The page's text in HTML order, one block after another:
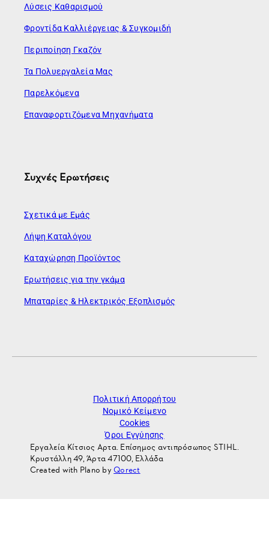
Λύσεις Καθαρισμού
Φροντίδα Καλλιέργειας & Συγκομιδή
Περιποίηση Γκαζόν
Τα Πολυεργαλεία Μας
Παρελκόμενα
Επαναφορτιζόμενα Μηχανήματα
Συχνές Ερωτήσεις
Σχετικά με Εμάς
Λήψη Καταλόγου
Καταχώρηση Προϊόντος
Ερωτήσεις για την γκάμα
Μπαταρίες & Ηλεκτρικός Εξοπλισμός
Πολιτική Απορρήτου
Νομικό Κείμενο
Cookies
Όροι Εγγύησης
Εργαλεία Κίτσιος Αρτα. Επίσημος αντιπρόσωπος STIHL.
Κρυστάλλη 49, Άρτα 47100, Ελλάδα
Created with Plano byQorect